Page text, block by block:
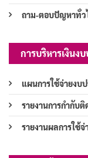
ถาม-ตอบปัญหาทั่ว
การบริหารเงินง
แผนการใช้จ่ายงบ
รายงานการกำกับ
รายงานผลการใช้